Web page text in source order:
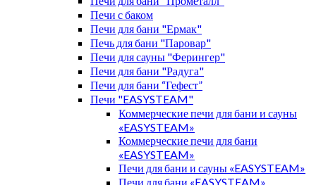
Печи с баком
Печи для бани "Ермак"
Печь для бани "Паровар"
Печи для сауны "Ферингер"
Печи для бани "Радуга"
Печи для бани “Гефест”
Печи "EASYSTEAM"
Коммерческие печи для бани и сауны
«EASYSTEAM»
Коммерческие печи для бани
«EASYSTEAM»
Печи для бани и сауны «EASYSTEAM»
Печи для бани «EASYSTEAM»